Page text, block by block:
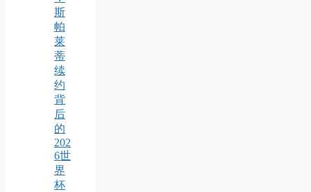
斯
帕
莱
蒂
续
约
背
后
的
202
6世
界
杯